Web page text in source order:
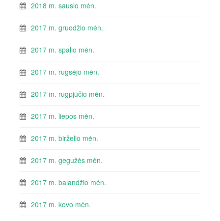
2018 m. sausio mėn.
2017 m. gruodžio mėn.
2017 m. spalio mėn.
2017 m. rugsėjo mėn.
2017 m. rugpjūčio mėn.
2017 m. liepos mėn.
2017 m. birželio mėn.
2017 m. gegužės mėn.
2017 m. balandžio mėn.
2017 m. kovo mėn.